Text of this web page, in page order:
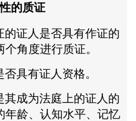
的质证
的证人是否具有作证的
角度进行质证。
具有证人资格。
其成为法庭上的证人的
年龄、认知水平、记忆